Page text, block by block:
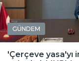
GÜNDEM
'Çerçeve yasa'yı